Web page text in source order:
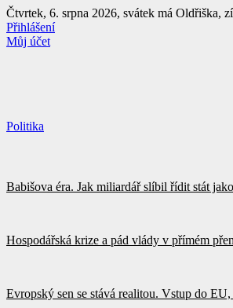
Přejít
k
obsahu
Čtvrtek, 6. srpna 2026, svátek má Oldřiška,
Přihlášení
Můj účet
Politika
Babišova éra. Jak miliardář slíbil řídit stát
Hospodářská krize a pád vlády v přímém
Evropský sen se stává realitou. Vstup do